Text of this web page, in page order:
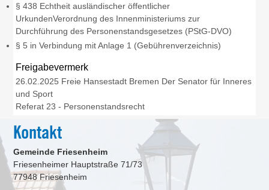
§ 438 Echtheit ausländischer öffentlicher
UrkundenVerordnung des Innenministeriums zur
Durchführung des Personenstandsgesetzes (PStG-DVO)
§ 5 in Verbindung mit Anlage 1 (Gebührenverzeichnis)
Freigabevermerk
26.02.2025 Freie Hansestadt Bremen Der Senator für Inneres
und Sport
Referat 23 - Personenstandsrecht
Kontakt
Gemeinde Friesenheim
Friesenheimer Hauptstraße 71/73
77948 Friesenheim